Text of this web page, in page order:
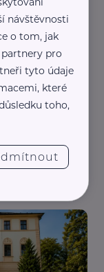
zdravotním
návštěvnosti
o tom, jak
pro
tyto údaje
které
toho,